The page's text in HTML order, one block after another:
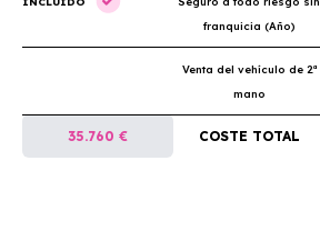
franquicia (Año)
Venta del vehículo de 2ª
mano
35.760 € COSTE TOTAL